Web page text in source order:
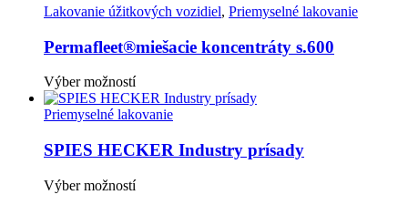
Lakovanie úžitkových vozidiel, Priemyselné lakovanie
Permafleet®miešacie koncentráty s.600
Výber možnostíTento
produkt
má
variantov.
Možnosti
si
môžete
Priemyselné lakovanie
SPIES HECKER Industry prísady
Výber možnostíTento